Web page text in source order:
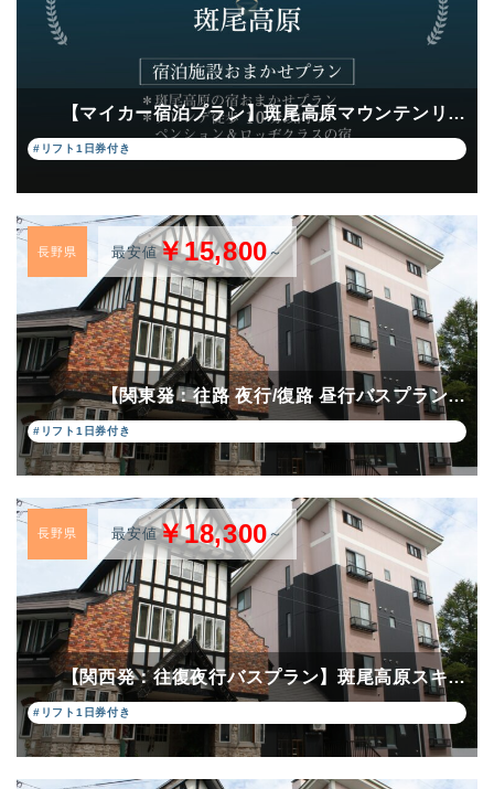
【マイカー宿泊プラン】斑尾高原マウンテンリ…
#リフト1日券付き
長野県 最安値￥15,800～
【関東発：往路 夜行/復路 昼行バスプラン…
#リフト1日券付き
長野県 最安値￥18,300～
【関西発：往復夜行バスプラン】斑尾高原スキ…
#リフト1日券付き